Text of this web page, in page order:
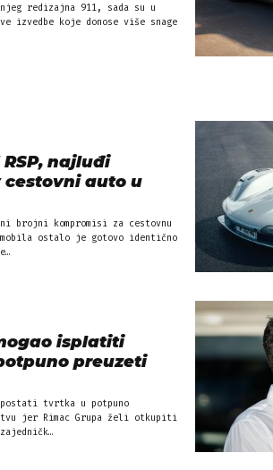
redizajna 911, sada su u
izvedbe koje donose više snage
RSP, najluđi
cestovni auto u
brojni kompromisi za cestovnu
ostalo je gotovo identično
isplatiti
preuzeti
postati tvrtka u potpuno
jer Rimac Grupa želi otkupiti